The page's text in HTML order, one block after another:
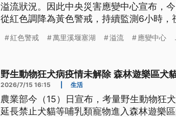
溢流狀況。因此中央災害應變中心宣布，
從紅色調降為黃色警戒，持續監測6小時，
紅色警戒 萬里溪堰塞湖 溢流 應變中心
野生動物狂犬病疫情未解除 森林遊樂區犬
2026/7/15 16:15 生活
農業部今（15）日宣布，考量野生動物狂
延長禁止犬貓等哺乳類寵物進入森林遊樂